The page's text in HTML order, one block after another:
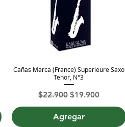
Vista rápida
Cañas Marca (France) Superieure Saxo
Tenor, N°3
Precio
$22.900 Precio de oferta
$19.900
Agregar